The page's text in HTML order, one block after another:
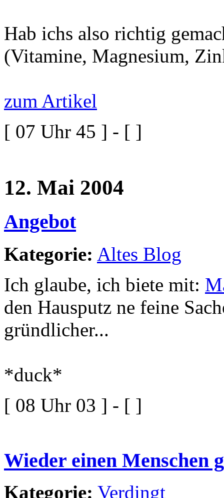
Hab ichs also richtig
(Vitamine, Magnesium,
zum Artikel
[ 07 Uhr 45 ] - [ ]
12. Mai 2004
Angebot
Kategorie: Altes Blog
Ich glaube, ich biete mit:
den Hausputz ne feine
gründlicher...
*duck*
[ 08 Uhr 03 ] - [ ]
Wieder einen Menschen
Kategorie: Verdingt